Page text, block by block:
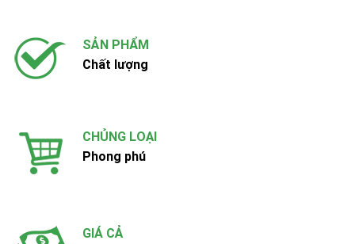
SẢN PHẨM
Chất lượng
CHỦNG LOẠI
Phong phú
GIÁ CẢ